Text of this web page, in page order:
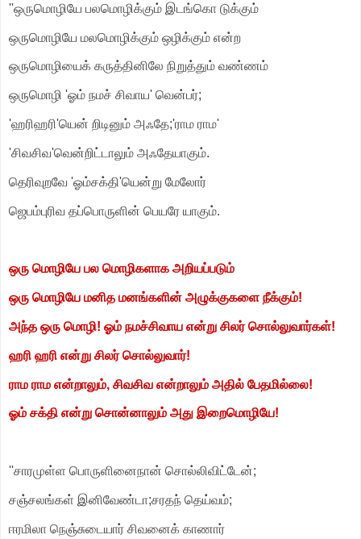
''ஒருமொழியே பலமொழிக்கும் இடங்கொ டுக்கும்
ஒருமொழியே மலமொழிக்கும் ஒழிக்கும் என்ற
ஒருமொழியைக் கருத்தினிலே நிறுத்தும் வண்ணம்
ஒருமொழி 'ஓம் நமச் சிவாய' வென்பர்;
'ஹரிஹரி'யென் றிடினும் அஃதே;'ராம ராம'
'சிவசிவ'வென்றிட்டாலும் அஃதேயாகும்.
தெரிவுறவே 'ஓம்சக்தி'யென்று மேலோர்
ஜெபம்புரிவ தப்பொருளின் பெயரே யாகும்.
ஒரு மொழியே பல மொழிகளாக அறியப்படும்
ஒரு மொழியே மனித மனங்களின் அழுக்குகளை நீக்கும்!
அந்த ஒரு மொழி! ஓம் நமச்சிவாய என்று சிலர் சொல்லுவார்கள்!
ஹரி ஹரி என்று சிலர் சொல்லுவார்!
ராம ராம என்றாலும், சிவசிவ என்றாலும் அதில் பேதமில்லை!
ஓம் சக்தி என்று சொன்னாலும் அது இறைமொழியே!
''சாரமுள்ள பொருளினைநான் சொல்லிவிட்டேன்;
சஞ்சலங்கள் இனிவேண்டா;சரதந் தெய்வம்;
ஈரமிலா நெஞ்சுடையார் சிவனைக் காணார்